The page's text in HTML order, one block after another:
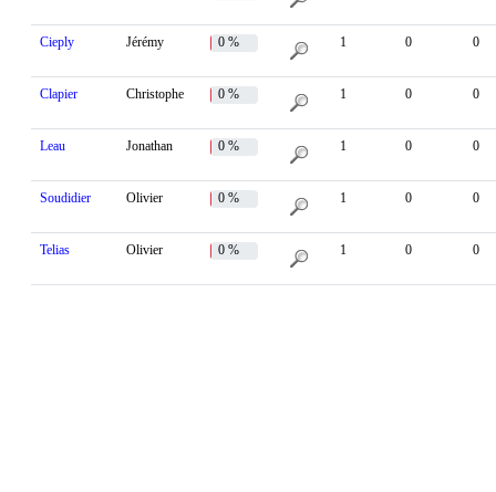
Cieply Jérémy 0 % 1 0 0
Clapier Christophe 0 % 1 0 0
Leau Jonathan 0 % 1 0 0
Soudidier Olivier 0 % 1 0 0
Telias Olivier 0 % 1 0 0